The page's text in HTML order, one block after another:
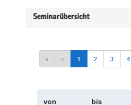
Seminarübersicht
« < 1 2 3 4
von bis